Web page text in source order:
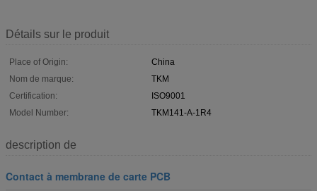
Détails sur le produit
Place of Origin:
China
Nom de marque:
TKM
Certification:
ISO9001
Model Number:
TKM141-A-1R4
description de
Contact à membrane de carte PCB